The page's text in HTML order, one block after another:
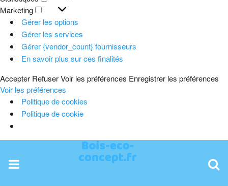
Statistiques
Marketing
Marketing
Gérer les options
Gérer les services
Gérer {vendor_count} fournisseurs
En savoir plus sur ces finalités
Accepter RefuserVoir les préférences Enregistrer les préférences
Voir les préférences
Politique de cookies
Politique de cookie
content